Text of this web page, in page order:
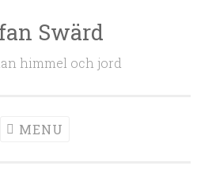
Swärd
himmel och jord
MENU